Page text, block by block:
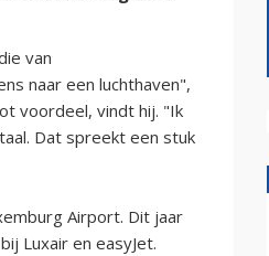
van
naar een luchthaven",
voordeel, vindt hij. "Ik
Dat spreekt een stuk
Airport. Dit jaar
Luxair en easyJet.